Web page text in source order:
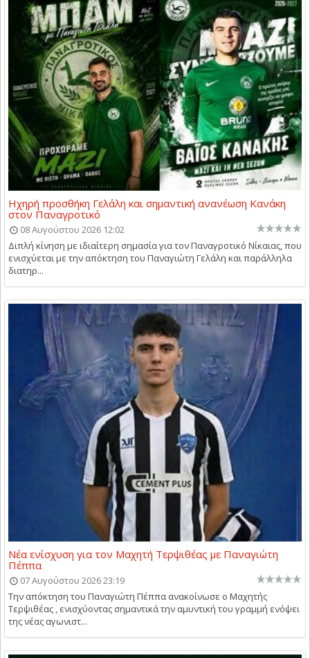
Ηχηρή προσθήκη Γελάλη και σημαντική ανανέωση Κανάκη
στον Παναγροτικό
08 Αυγούστου 2026 12:02
Διπλή κίνηση με ιδιαίτερη σημασία για τον Παναγροτικό Νίκαιας, που
ενισχύεται με την απόκτηση του Παναγιώτη Γελάλη και παράλληλα
διατηρ...
Νέα ενίσχυση για τον Μαχητή Τερψιθέας με Παναγιώτη
Πέππα
07 Αυγούστου 2026 23:19
Την απόκτηση του Παναγιώτη Πέππα ανακοίνωσε ο Μαχητής
Τερψιθέας , ενισχύοντας σημαντικά την αμυντική του γραμμή ενόψει
της νέας αγωνιστ...